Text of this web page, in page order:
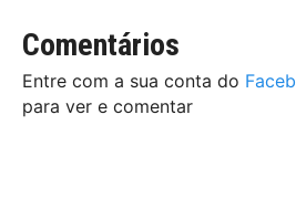
Comentários
Entre com a sua conta do
para ver e comentar